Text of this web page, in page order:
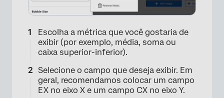
Escolha a métrica que você gostaria de
exibir (por exemplo, média, soma ou
caixa superior-inferior).
Selecione o campo que deseja exibir. Em
geral, recomendamos colocar um campo
EX no eixo X e um campo CX no eixo Y.